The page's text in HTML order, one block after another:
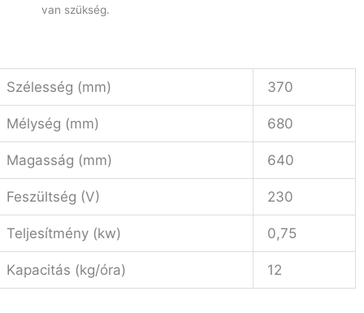
van szükség.
Szélesség (mm) 370
Mélység (mm) 680
Magasság (mm) 640
Feszültség (V) 230
Teljesítmény (kw) 0,75
Kapacitás (kg/óra) 12